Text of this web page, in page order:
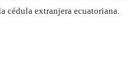
cédula extranjera ecuatoriana.